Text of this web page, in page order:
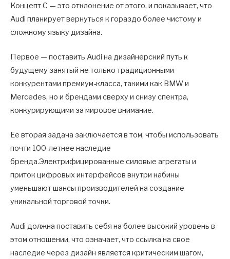
Концепт C — это отклонение от этого, и показывает, что
Audi планирует вернуться к гораздо более чистому и
сложному языку дизайна.
Первое — поставить Audi на дизайнерский путь к
будущему занятый не только традиционными
конкурентами премиум-класса, такими как BMW и
Mercedes, но и брендами сверху и снизу спектра,
конкурирующими за мировое внимание.
Ее вторая задача заключается в том, чтобы использовать
почти 100-летнее наследие
бренда.Электрифицированные силовые агрегаты и
приток цифровых интерфейсов внутри кабины
уменьшают шансы производителей на создание
уникальной торговой точки.
Audi должна поставить себя на более высокий уровень в
этом отношении, что означает, что ссылка на свое
наследие через дизайн является критическим шагом,